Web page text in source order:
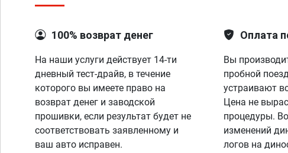
100% возврат денег
На наши услуги действует 14-ти
дневный тест-драйв, в течение
которого вы имеете право на
возврат денег и заводской
прошивки, если результат будет не
соответствовать заявленному и
ваш авто исправен.
Оплата
Вы
пробной
устраивают
Цена не
процедуры.
изменений
логов на